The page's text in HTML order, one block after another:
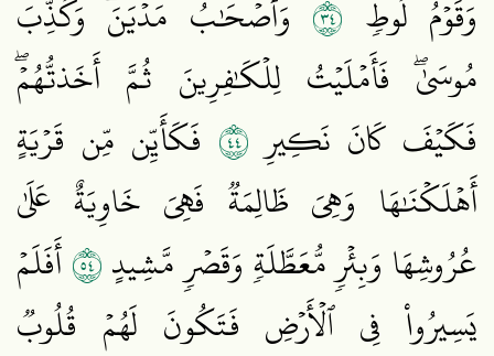
وَقَوۡمُ لُوطٖ ٤٣ وَأَصۡحَٰبُ مَدۡيَنَۖ وَكُذِّبَ
مُوسَىٰۖ فَأَمۡلَيۡتُ لِلۡكَٰفِرِينَ ثُمَّ أَخَذتُّهُمۡۖ
فَكَيۡفَ كَانَ نَكِيرِ ٤٤ فَكَأَيِّن مِّن قَرۡيَةٍ
أَهۡلَكۡنَٰهَا وَهِيَ ظَالِمَةٞ فَهِيَ خَاوِيَةٌ عَلَىٰ
عُرُوشِهَا وَبِئۡرٖ مُّعَطَّلَةٖ وَقَصۡرٖ مَّشِيدٍ٤٥أَفَلَمۡ
يَسِيرُواْ فِي ٱلۡأَرۡضِ فَتَكُونَ لَهُمۡ قُلُوبٞ